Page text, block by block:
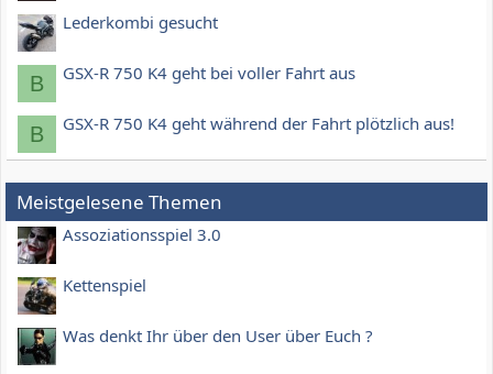
Lederkombi gesucht
B GSX-R 750 K4 geht bei voller Fahrt aus
B GSX-R 750 K4 geht während der Fahrt plötzlich aus!
Meistgelesene Themen
Assoziationsspiel 3.0
Kettenspiel
Was denkt Ihr über den User über Euch ?